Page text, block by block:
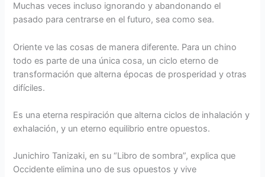
Muchas veces incluso ignorando y abandonando el
pasado para centrarse en el futuro, sea como sea.
Oriente ve las cosas de manera diferente. Para un chino
todo es parte de una única cosa, un ciclo eterno de
transformación que alterna épocas de prosperidad y otras
difíciles.
Es una eterna respiración que alterna ciclos de inhalación y
exhalación, y un eterno equilibrio entre opuestos.
Junichiro Tanizaki, en su “Libro de sombra”, explica que
Occidente elimina uno de sus opuestos y vive